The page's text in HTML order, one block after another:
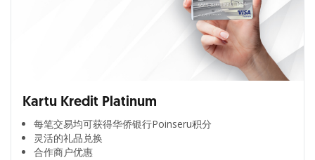
Kartu Kredit Platinum
每笔交易均可获得华侨银行Poinseru积分​
灵活的礼品兑换​
合作商户优惠​